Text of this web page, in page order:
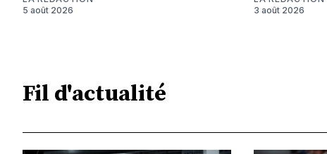
5 août 2026
3 août 2026
Fil d'actualité